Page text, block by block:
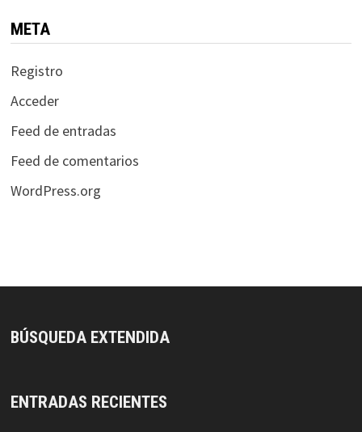
META
Registro
Acceder
Feed de entradas
Feed de comentarios
WordPress.org
BÚSQUEDA EXTENDIDA
ENTRADAS RECIENTES